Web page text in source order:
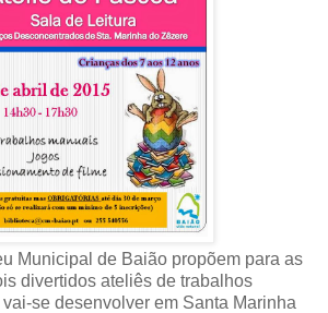
Municipal de Baião propõem para as
divertidos ateliês de trabalhos
se desenvolver em Santa Marinha